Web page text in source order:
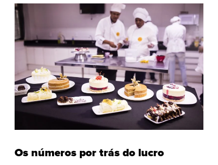
Os números por trás do lucro